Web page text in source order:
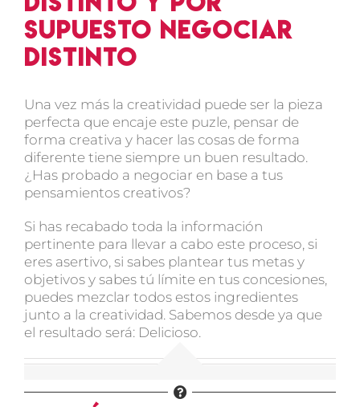
supuesto negociar
distinto
Una vez más la creatividad puede ser la pieza
perfecta que encaje este puzle, pensar de
forma creativa y hacer las cosas de forma
diferente tiene siempre un buen resultado.
¿Has probado a negociar en base a tus
pensamientos creativos?
Si has recabado toda la información
pertinente para llevar a cabo este proceso, si
eres asertivo, si sabes plantear tus metas y
objetivos y sabes tú límite en tus concesiones,
puedes mezclar todos estos ingredientes
junto a la creatividad. Sabemos desde ya que
el resultado será: Delicioso.